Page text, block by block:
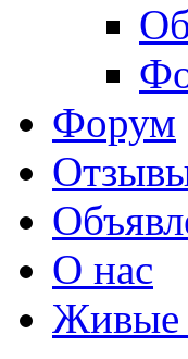
Форум
О нас
Живые